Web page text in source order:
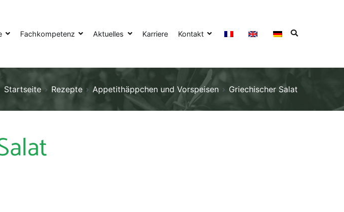
Fachkompetenz Aktuelles Karriere Kontakt
Startseite Rezepte Appetithäppchen und Vorspeisen Griechischer Salat